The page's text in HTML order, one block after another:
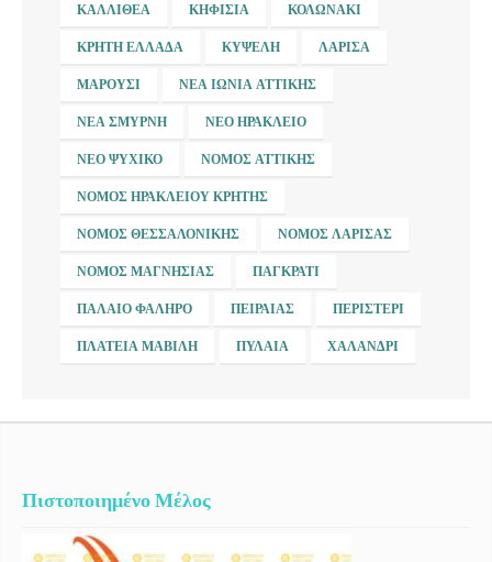
ΚΑΛΛΙΘΈΑ ΚΗΦΙΣΙΆ ΚΟΛΩΝΆΚΙ
ΚΡΉΤΗ ΕΛΛΆΔΑ ΚΥΨΈΛΗ ΛΆΡΙΣΑ
ΜΑΡΟΎΣΙ ΝΈΑ ΙΩΝΊΑ ΑΤΤΙΚΉΣ
ΝΈΑ ΣΜΎΡΝΗ ΝΈΟ ΗΡΆΚΛΕΙΟ
ΝΈΟ ΨΥΧΙΚΌ ΝΟΜΌΣ ΑΤΤΙΚΉΣ
ΝΟΜΌΣ ΗΡΑΚΛΕΊΟΥ ΚΡΉΤΗΣ
ΝΟΜΌΣ ΘΕΣΣΑΛΟΝΊΚΗΣ ΝΟΜΌΣ ΛΆΡΙΣΑΣ
ΝΟΜΌΣ ΜΑΓΝΗΣΊΑΣ ΠΑΓΚΡΆΤΙ
ΠΑΛΑΙΌ ΦΆΛΗΡΟ ΠΕΙΡΑΙΆΣ ΠΕΡΙΣΤΈΡΙ
ΠΛΑΤΕΊΑ ΜΑΒΊΛΗ ΠΥΛΑΊΑ ΧΑΛΆΝΔΡΙ
Πιστοποιημένο Μέλος